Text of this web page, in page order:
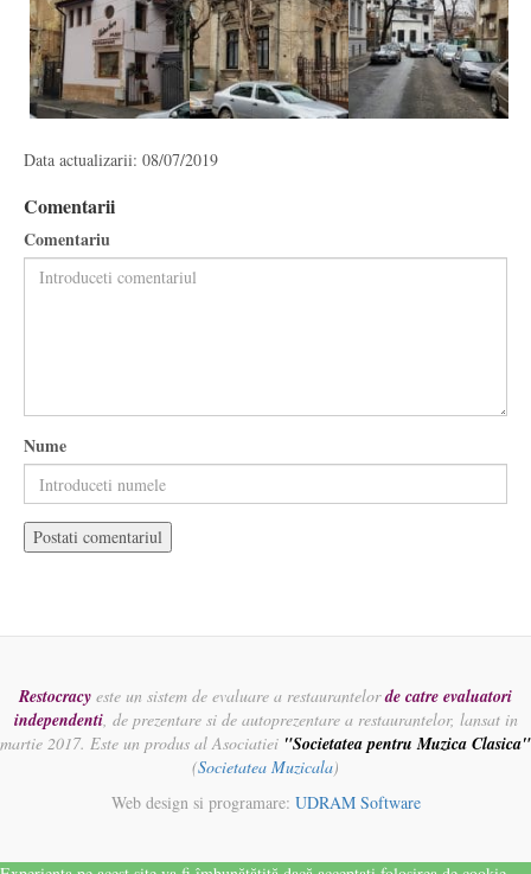
Data actualizarii: 08/07/2019
Comentarii
Comentariu
Nume
Restocracy este un sistem de evaluare a restaurantelorde catre evaluatori
independenti, de prezentare si de autoprezentare a restaurantelor, lansat in
martie 2017. Este un produs al Asociatiei "Societatea pentru Muzica Clasica"
(Societatea Muzicala)
Web design si programare: UDRAM Software